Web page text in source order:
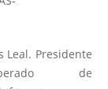
Leal. Presidente
de